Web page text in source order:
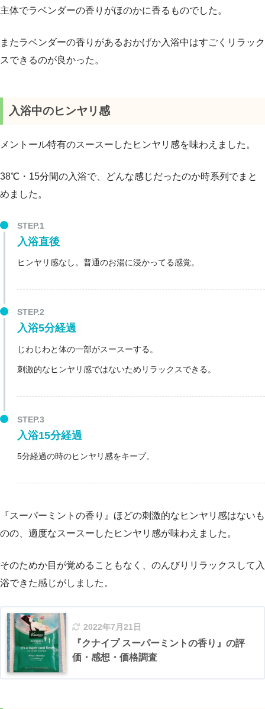
主体でラベンダーの香りがほのかに香るものでした。
またラベンダーの香りがあるおかげか入浴中はすごくリラック
スできるのが良かった。
入浴中のヒンヤリ感
メントール特有のスースーしたヒンヤリ感を味わえました。
38℃・15分間の入浴で、どんな感じだったのか時系列でまと
めました。
入浴直後
ヒンヤリ感なし。普通のお湯に浸かってる感覚。
入浴5分経過
じわじわと体の一部がスースーする。
刺激的なヒンヤリ感ではないためリラックスできる。
入浴15分経過
5分経過の時のヒンヤリ感をキープ。
『スーパーミントの香り』ほどの刺激的なヒンヤリ感はないも
のの、適度なスースーしたヒンヤリ感が味わえました。
そのためか目が覚めることもなく、のんびりリラックスして入
浴できた感じがしました。
2022年7月21日
『クナイプ スーパーミントの香り』の評
価・感想・価格調査